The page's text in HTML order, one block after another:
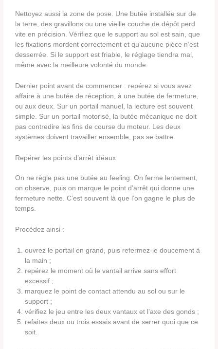
Nettoyez aussi la zone de pose. Une butée installée sur de
la terre, des gravillons ou une vieille couche de dépôt perd
vite en précision. Vérifiez que le support au sol est sain, que
les fixations mordent correctement et qu’aucune pièce n’est
desserrée. Si le support est friable, le réglage tiendra mal,
même avec la meilleure volonté du monde.
Dernier point avant de commencer : repérez si vous avez
affaire à une butée de réception, à une butée de fermeture,
ou aux deux. Sur un portail manuel, la lecture est souvent
simple. Sur un portail motorisé, la butée mécanique ne doit
pas contredire les fins de course du moteur. Les deux
systèmes doivent travailler ensemble, pas se battre.
Repérer les points d’arrêt idéaux
On ne règle pas une butée au feeling. On ferme lentement,
on observe, puis on marque le point d’arrêt qui donne une
fermeture nette. C’est souvent là que l’on gagne le plus de
temps.
Procédez ainsi :
ouvrez le portail en grand, puis refermez-le doucement à
la main ;
repérez le moment où le vantail arrive sans effort
excessif ;
marquez le point de contact attendu au sol ou sur le
support ;
vérifiez le jeu entre les deux vantaux et l’axe des gonds ;
refaites deux ou trois essais avant de serrer quoi que ce
soit.